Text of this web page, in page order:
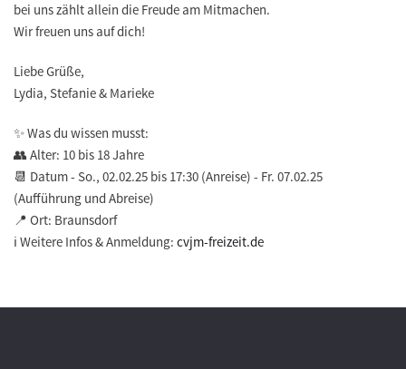
bei uns zählt allein die Freude am Mitmachen.
Wir freuen uns auf dich!
Liebe Grüße,
Lydia, Stefanie & Marieke
✨ Was du wissen musst:
👥 Alter: 10 bis 18 Jahre
📆 Datum - So., 02.02.25 bis 17:30 (Anreise) - Fr. 07.02.25
(Aufführung und Abreise)
📍 Ort: Braunsdorf
ℹ️ Weitere Infos & Anmeldung: cvjm-freizeit.de